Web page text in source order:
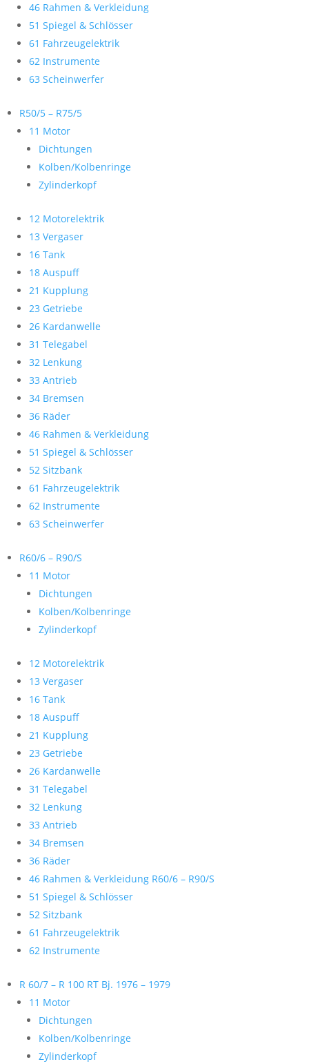
46 Rahmen & Verkleidung
51 Spiegel & Schlösser
61 Fahrzeugelektrik
62 Instrumente
63 Scheinwerfer
R50/5 – R75/5
11 Motor
Dichtungen
Kolben/Kolbenringe
Zylinderkopf
12 Motorelektrik
13 Vergaser
16 Tank
18 Auspuff
21 Kupplung
23 Getriebe
26 Kardanwelle
31 Telegabel
32 Lenkung
33 Antrieb
34 Bremsen
36 Räder
46 Rahmen & Verkleidung
51 Spiegel & Schlösser
52 Sitzbank
61 Fahrzeugelektrik
62 Instrumente
63 Scheinwerfer
R60/6 – R90/S
11 Motor
Dichtungen
Kolben/Kolbenringe
Zylinderkopf
12 Motorelektrik
13 Vergaser
16 Tank
18 Auspuff
21 Kupplung
23 Getriebe
26 Kardanwelle
31 Telegabel
32 Lenkung
33 Antrieb
34 Bremsen
36 Räder
46 Rahmen & Verkleidung R60/6 – R90/S
51 Spiegel & Schlösser
52 Sitzbank
61 Fahrzeugelektrik
62 Instrumente
R 60/7 – R 100 RT Bj. 1976 – 1979
11 Motor
Dichtungen
Kolben/Kolbenringe
Zylinderkopf